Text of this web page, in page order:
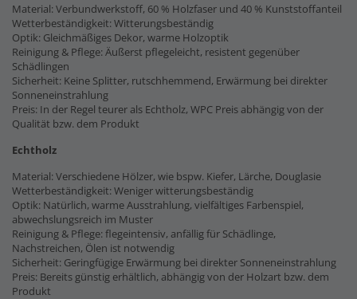
Material: Verbundwerkstoff, 60 % Holzfaser und 40 % Kunststoffanteil
Wetterbeständigkeit: Witterungsbeständig
Optik: Gleichmäßiges Dekor, warme Holzoptik
Reinigung & Pflege: Äußerst pflegeleicht, resistent gegenüber
Schädlingen
Sicherheit: Keine Splitter, rutschhemmend, Erwärmung bei direkter
Sonneneinstrahlung
Preis: In der Regel teurer als Echtholz, WPC Preis abhängig von der
Qualität bzw. dem Produkt
Echtholz
Material: Verschiedene Hölzer, wie bspw. Kiefer, Lärche, Douglasie
Wetterbeständigkeit: Weniger witterungsbeständig
Optik: Natürlich, warme Ausstrahlung, vielfältiges Farbenspiel,
abwechslungsreich im Muster
Reinigung & Pflege: flegeintensiv, anfällig für Schädlinge,
Nachstreichen, Ölen ist notwendig
Sicherheit: Geringfügige Erwärmung bei direkter Sonneneinstrahlung
Preis: Bereits günstig erhältlich, abhängig von der Holzart bzw. dem
Produkt